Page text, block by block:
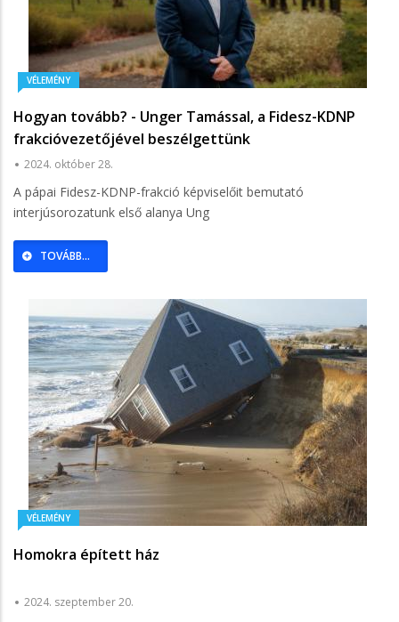
VÉLEMÉNY
Hogyan tovább? - Unger Tamással, a Fidesz-KDNP
frakcióvezetőjével beszélgettünk
2024. október 28.
A pápai Fidesz-KDNP-frakció képviselőit bemutató
interjúsorozatunk első alanya Ung
TOVÁBB...
VÉLEMÉNY
Homokra épített ház
2024. szeptember 20.